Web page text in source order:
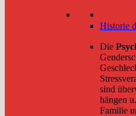
Historie
Die
sind
hängen
Familie